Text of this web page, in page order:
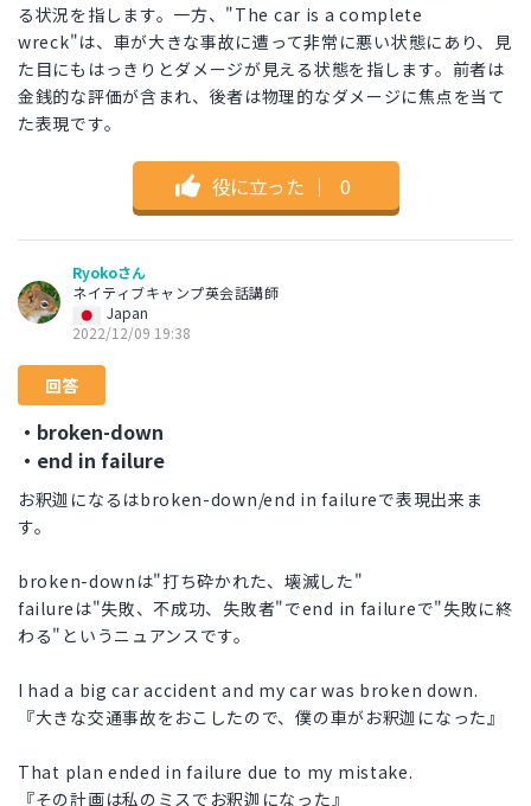
る状況を指します。一方、"The car is a complete
wreck"は、車が大きな事故に遭って非常に悪い状態にあり、見
た目にもはっきりとダメージが見える状態を指します。前者は
金銭的な評価が含まれ、後者は物理的なダメージに焦点を当て
た表現です。
役に立った ｜ 0
Ryokoさん
ネイティブキャンプ英会話講師
Japan
2022/12/09 19:38
回答
・broken-down
・end in failure
お釈迦になるはbroken-down/end in failureで表現出来ま
す。
broken-downは"打ち砕かれた、壊滅した"
failureは"失敗、不成功、失敗者"でend in failureで"失敗に終
わる"というニュアンスです。
I had a big car accident and my car was broken down.
『大きな交通事故をおこしたので、僕の車がお釈迦になった』
That plan ended in failure due to my mistake.
『その計画は私のミスでお釈迦になった』